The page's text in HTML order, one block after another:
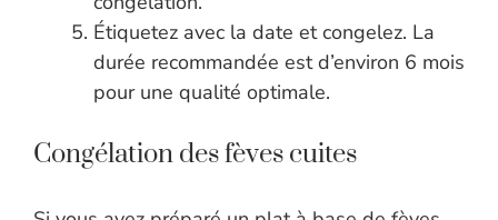
Étiquetez avec la date et congelez. La
durée recommandée est d’environ 6 mois
pour une qualité optimale.
Congélation des fèves cuites